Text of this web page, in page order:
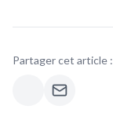
Partager cet article :